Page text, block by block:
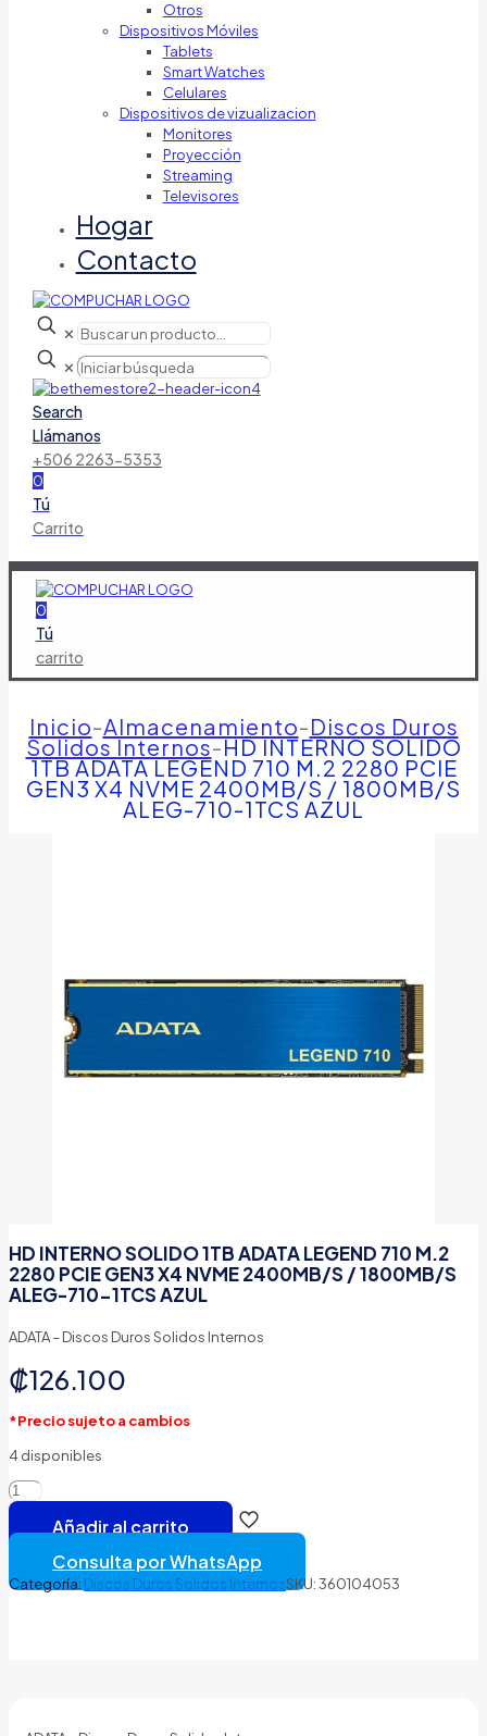
Otros
Dispositivos Móviles
Tablets
Smart Watches
Celulares
Dispositivos de vizualizacion
Monitores
Proyección
Streaming
Televisores
Hogar
Contacto
✕
✕
Search
Llámanos
+506 2263-5353
0
Tú
Carrito
0
Tú
carrito
Inicio-Almacenamiento-Discos Duros
Solidos Internos-HD INTERNO SOLIDO
1TB ADATA LEGEND 710 M.2 2280 PCIE
GEN3 X4 NVME 2400MB/S / 1800MB/S
ALEG-710-1TCS AZUL
HD INTERNO SOLIDO 1TB ADATA LEGEND 710 M.2
2280 PCIE GEN3 X4 NVME 2400MB/S / 1800MB/S
ALEG-710-1TCS AZUL
ADATA – Discos Duros Solidos Internos
₡126.100
*Precio sujeto a cambios
4 disponibles
HD
INTERNO
SOLIDO
LEGEND
Añadir al carrito
Consulta por WhatsApp
Categoría: Discos Duros Solidos InternosSKU:360104053